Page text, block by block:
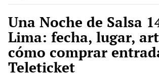
Una Noche de Salsa
Lima: fecha, lugar,
cómo comprar
Teleticket